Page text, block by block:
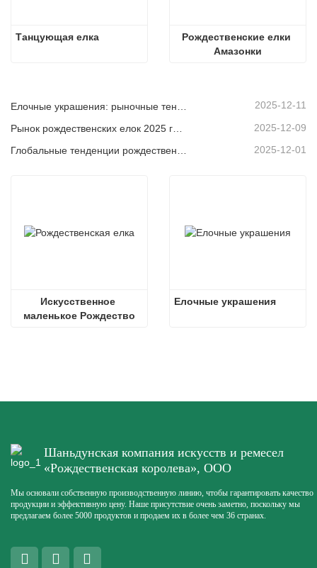
Танцующая елка
Рождественские елки
Амазонки
2025-12-11
2025-12-09
2025-12-01
Искусственное
маленькое Рождество
Елочные украшения
Шаньдунская компания искусств и ремесел
«Рождественская королева», ООО
Мы основали собственную производственную линию, чтобы гарантировать качество
продукции и эффективную цену. Наше присутствие очень заметно, поскольку мы
предлагаем более 5000 продуктов и продаем их в более чем 36 странах.